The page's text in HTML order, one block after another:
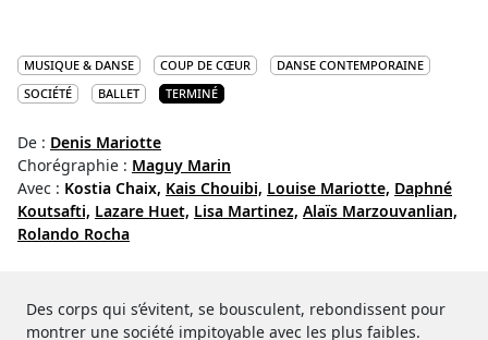
MUSIQUE & DANSE COUP DE CŒUR
DANSE CONTEMPORAINE
SOCIÉTÉ
BALLET TERMINÉ
De : Denis Mariotte
Chorégraphie : Maguy Marin
Avec : Kostia Chaix, Kais Chouibi, Louise Mariotte, Daphné
Koutsafti, Lazare Huet, Lisa Martinez, Alaïs Marzouvanlian,
Rolando Rocha
Des corps qui s’évitent, se bousculent, rebondissent pour
montrer une société impitoyable avec les plus faibles.